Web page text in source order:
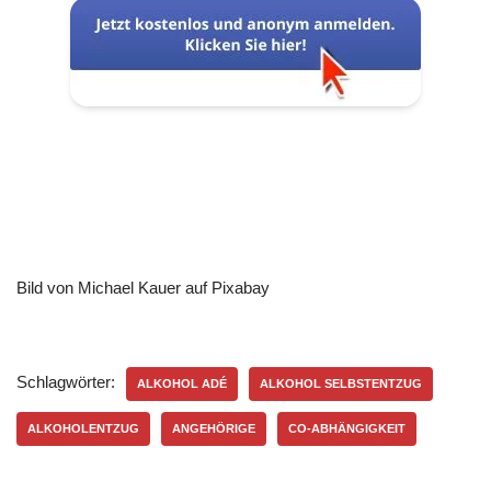
Bild von Michael Kauer auf Pixabay
Schlagwörter: ALKOHOL ADÉ ALKOHOL SELBSTENTZUG
ALKOHOLENTZUG ANGEHÖRIGE CO-ABHÄNGIGKEIT